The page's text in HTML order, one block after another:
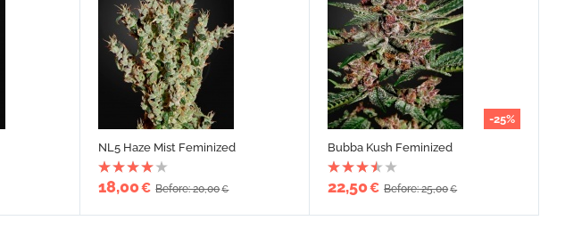
NL5 Haze Mist Feminized
18,00€ Before: 20,00€
-25%
Bubba Kush Feminized
22,50€ Before: 25,00€